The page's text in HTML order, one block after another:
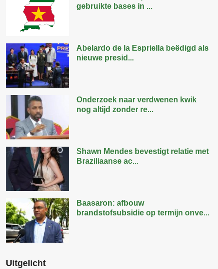
gebruikte bases in ...
Abelardo de la Espriella beëdigd als
nieuwe presid...
Onderzoek naar verdwenen kwik
nog altijd zonder re...
Shawn Mendes bevestigt relatie met
Braziliaanse ac...
Baasaron: afbouw
brandstofsubsidie op termijn onve...
Uitgelicht